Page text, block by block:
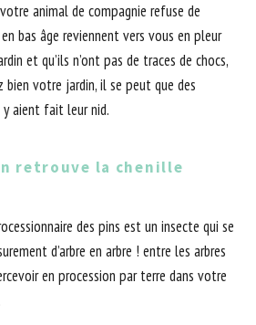
animal de compagnie refuse de
bas âge reviennent vers vous en pleur
et qu’ils n’ont pas de traces de chocs,
bien votre jardin, il se peut que des
y aient fait leur nid.
retrouve la chenille
des pins est un insecte qui se
d’arbre en arbre ! entre les arbres
en procession par terre dans votre